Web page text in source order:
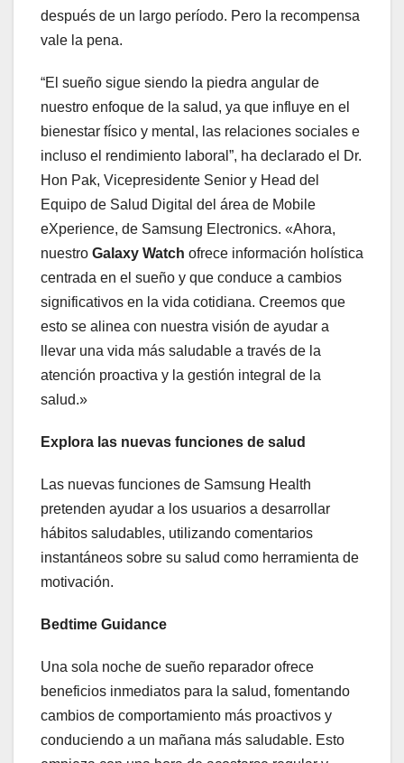
después de un largo período. Pero la recompensa
vale la pena.
“El sueño sigue siendo la piedra angular de
nuestro enfoque de la salud, ya que influye en el
bienestar físico y mental, las relaciones sociales e
incluso el rendimiento laboral”, ha declarado el Dr.
Hon Pak, Vicepresidente Senior y Head del
Equipo de Salud Digital del área de Mobile
eXperience, de Samsung Electronics. «Ahora,
nuestro Galaxy Watch ofrece información holística
centrada en el sueño y que conduce a cambios
significativos en la vida cotidiana. Creemos que
esto se alinea con nuestra visión de ayudar a
llevar una vida más saludable a través de la
atención proactiva y la gestión integral de la
salud.»
Explora las nuevas funciones de salud
Las nuevas funciones de Samsung Health
pretenden ayudar a los usuarios a desarrollar
hábitos saludables, utilizando comentarios
instantáneos sobre su salud como herramienta de
motivación.
Bedtime Guidance
Una sola noche de sueño reparador ofrece
beneficios inmediatos para la salud, fomentando
cambios de comportamiento más proactivos y
conduciendo a un mañana más saludable. Esto